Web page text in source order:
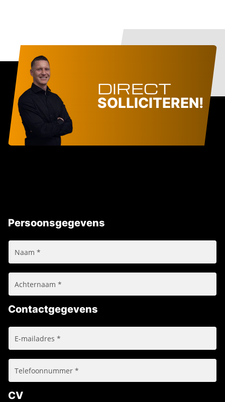
DIRECT
SOLLICITEREN!
Persoonsgegevens
Contactgegevens
CV